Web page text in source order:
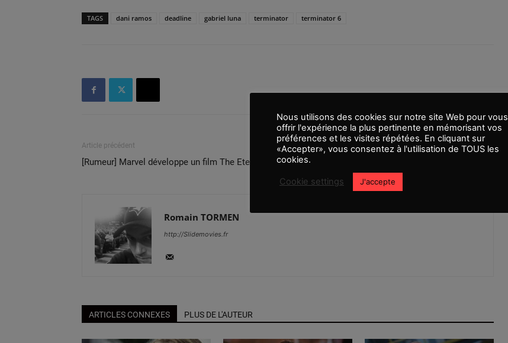
TAGS dani ramos deadline gabriel luna terminator terminator 6
Article précédent
[Rumeur] Marvel développe un film The Eternals
Article suivant
Romain TORMEN
http://Slidemovies.fr
ARTICLES CONNEXES PLUS DE L'AUTEUR
Nous utilisons des cookies sur notre site Web pour vous
offrir l'expérience la plus pertinente en mémorisant vos
préférences et les visites répétées. En cliquant sur
«Accepter», vous consentez à l'utilisation de TOUS les
cookies.
Cookie settings J'accepte